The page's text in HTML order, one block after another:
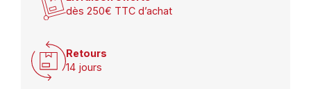
dès 250€ TTC d’achat
Retours
14 jours